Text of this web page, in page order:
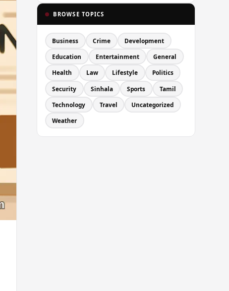
BROWSE TOPICS
Business Crime Development
Education Entertainment General
Health Law Lifestyle Politics
Security Sinhala Sports Tamil
Technology Travel Uncategorized
Weather